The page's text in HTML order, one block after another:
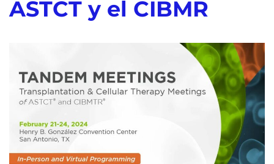
ASTCT y el CIBMR